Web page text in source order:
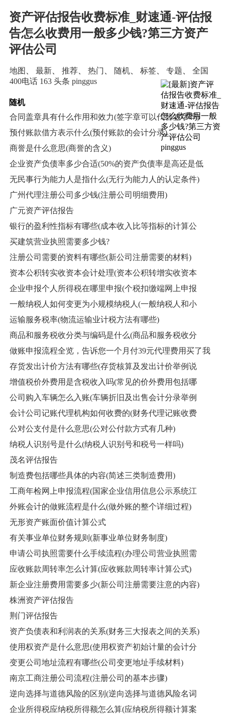
资产评估报告收费标准_财速通-评估报
告怎么收费用一般多少钱?第三方资产
评估公司
地图 最新 推荐 热门 随机 标签 专题
全国
400电话 163 头条 pinggus
随机
合同盖章具有什么作用和效力(签字章可以代替签字吗)
预付账款借方表示什么(预付账款的会计分录)
商誉是什么意思(商誉的含义)
企业资产负债率多少合适(50%的资产负债率是高还是低
无民事行为能力人是指什么(无行为能力人的认定条件)
广州代理注册公司多少钱(注册公司明细费用)
广元资产评估报告
银行的盈利性指标有哪些(成本收入比等指标的计算公
买建筑营业执照需要多少钱?
注册公司需要的资料有哪些(新公司注册需要的材料)
资本公积转实收资本会计处理(资本公积转增实收资本
企业申报个人所得税在哪里申报(个税扣缴端网上申报
一般纳税人如何变更为小规模纳税人(一般纳税人和小
运输服务税率(物流运输业计税方法有哪些)
商品和服务税收分类与编码是什么(商品和服务税收分
做账申报流程全览，告诉您一个月付39元代理费用买了我
存货发出计价方法有哪些(存货核算及发出计价举例说
增值税价外费用是含税收入吗(常见的价外费用包括哪
公司购入车辆怎么入账(车辆折旧及出售会计分录举例
会计公司记账代理机构如何收费的(财务代理记账收费
公对公支付是什么意思(公对公付款方式有几种)
纳税人识别号是什么(纳税人识别号和税号一样吗)
茂名评估报告
制造费包括哪些具体的内容(简述三类制造费用)
工商年检网上申报流程(国家企业信用信息公示系统江
外账会计的做账流程是什么(做外账的整个详细过程)
无形资产账面价值计算公式
有关事业单位财务规则(新事业单位财务制度)
申请公司执照需要什么手续流程(办理公司营业执照需
应收账款周转率怎么计算(应收账款周转率计算公式)
新企业注册费用需要多少(新公司注册需要注意的内容)
株洲资产评估报告
荆门评估报告
资产负债表和利润表的关系(财务三大报表之间的关系)
使用权资产是什么意思(使用权资产初始计量的会计分
变更公司地址流程有哪些(公司变更地址手续材料)
南京工商注册公司流程(注册公司的基本步骤)
逆向选择与道德风险的区别(逆向选择与道德风险名词
企业所得税应纳税所得额怎么算(应纳税所得额计算案